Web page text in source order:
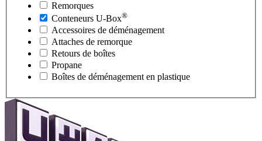
Remorques
Conteneurs U-Box®
Accessoires de déménagement
Attaches de remorque
Retours de boîtes
Propane
Boîtes de déménagement en plastique